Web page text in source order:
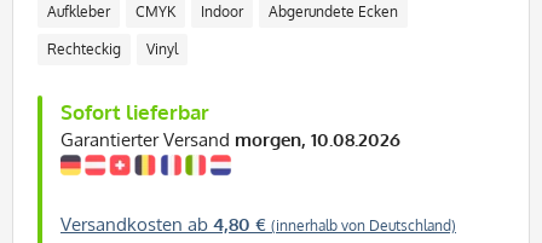
Aufkleber CMYK Indoor Abgerundete Ecken
Rechteckig Vinyl
Sofort lieferbar
Garantierter Versand morgen, 10.08.2026
Versandkosten ab 4,80 € (innerhalb von Deutschland)